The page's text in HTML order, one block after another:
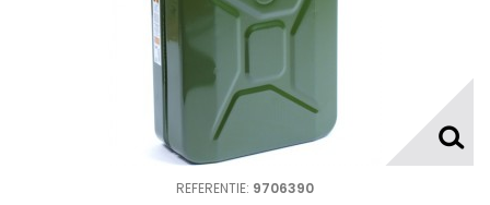
REFERENTIE: 9706390